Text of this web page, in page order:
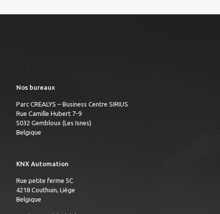
Nos bureaux
Parc CREALYS – Business Centre SIRIUS
Rue Camille Hubert 7-9
5032 Gembloux (Les Isnes)
Belgique
KNX Automation
Rue petite ferme 5C
4218 Couthuin, Liège
Belgique